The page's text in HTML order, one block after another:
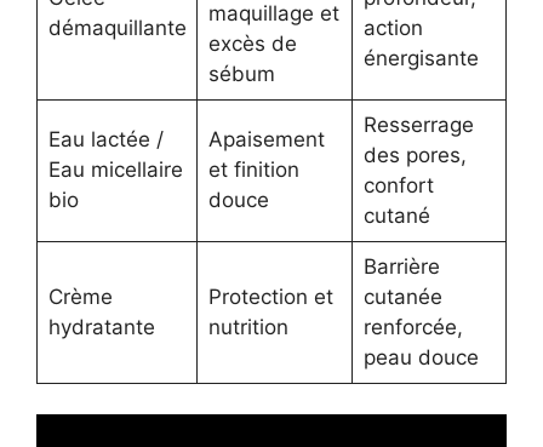
démaquillante
maquillage et
excès de
sébum
action
énergisante
Eau lactée /
Eau micellaire
bio
Apaisement
et finition
douce
Resserrage
des pores,
confort
cutané
Crème
hydratante
Protection et
nutrition
Barrière
cutanée
renforcée,
peau douce